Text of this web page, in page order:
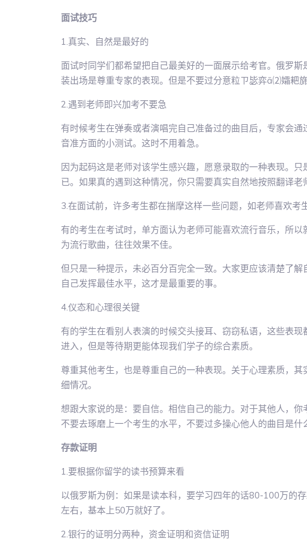
面试技巧
1.真实、自然是最好的
面试时同学们都希望把自己最美好的一面展示给考官。俄罗
装出场是尊重专家的表现。但是不要过分意粒ㄗ毖弈ā⑵孀耙
2.遇到老师即兴加考不要急
有时候考生在弹奏或者演唱完自己准备过的曲目后，专家会
音准方面的小测试。这时不用着急。
因为起码这是老师对该学生感兴趣，愿意录取的一种表现。
已。如果真的遇到这种情况，你只需要真实自然地按照翻译老
3.在面试前，许多考生都在揣摩这样一些问题，如老师喜欢考
有的考生在考试时，单方面认为老师可能喜欢流行音乐，所
为流行歌曲，往往效果不佳。
但只是一种提示，未必百分百完全一致。大家更应该清楚了
自己发挥最佳水平，这才是最重要的事。
4.仪态和心理很关键
有的学生在看别人表演的时候交头接耳、窃窃私语，这些表
进入，但是等待期更能体现我们学子的综合素质。
尊重其他考生，也是尊重自己的一种表现。关于心理素质，
细情况。
想跟大家说的是：要自信。相信自己的能力。对于其他人，你
不要去琢磨上一个考生的水平，不要过多操心他人的曲目是什
存款证明
1.要根据你留学的读书预算来看
以俄罗斯为例：如果是读本科，要学习四年的话80-100万的
左右，基本上50万就好了。
2.银行的证明分两种，资金证明和资信证明